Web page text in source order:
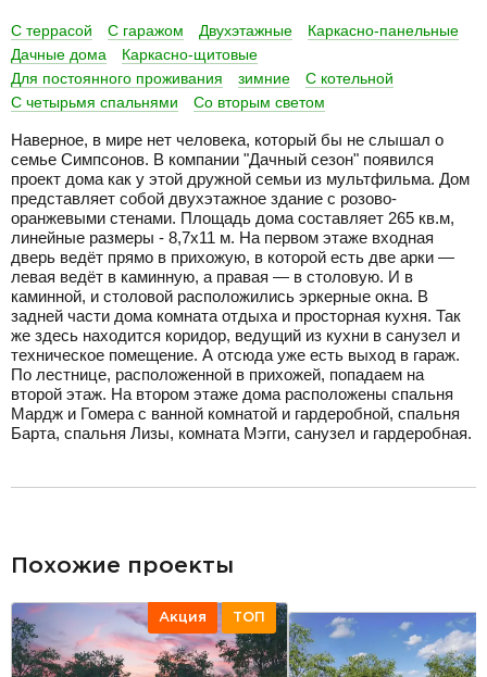
С террасой С гаражом Двухэтажные
Каркасно-панельные
Дачные дома
Каркасно-щитовые
Для постоянного проживания
зимние
С котельной
С четырьмя спальнями
Со вторым светом
Наверное, в мире нет человека, который бы не слышал о
семье Симпсонов. В компании "Дачный сезон" появился
проект дома как у этой дружной семьи из мультфильма. Дом
представляет собой двухэтажное здание с розово-
оранжевыми стенами. Площадь дома составляет 265 кв.м,
линейные размеры - 8,7х11 м. На первом этаже входная
дверь ведёт прямо в прихожую, в которой есть две арки —
левая ведёт в каминную, а правая — в столовую. И в
каминной, и столовой расположились эркерные окна. В
задней части дома комната отдыха и просторная кухня. Так
же здесь находится коридор, ведущий из кухни в санузел и
техническое помещение. А отсюда уже есть выход в гараж.
По лестнице, расположенной в прихожей, попадаем на
второй этаж. На втором этаже дома расположены спальня
Мардж и Гомера с ванной комнатой и гардеробной, спальня
Барта, спальня Лизы, комната Мэгги, санузел и гардеробная.
Похожие проекты
Акция ТОП